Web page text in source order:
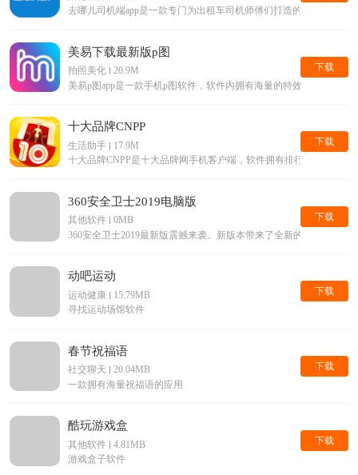
去哪儿司机端app是一款专门为出租车司机师傅们打造的手机平台
美易下载最新版p图
拍照美化
20.9M
美易p图app是一款手机p图软件，软件内拥有海量的特效滤镜等美
下载
十大品牌CNPP
生活助手
17.9M
十大品牌CNPP是十大品牌网手机客户端，软件拥有排行榜查询，
下载
360安全卫士2019电脑版
其他软件
0MB
360安全卫士2019最新版震撼来袭。新版本带来了全新的界面，和
下载
动吧运动
运动健康
15.79MB
寻找运动场馆软件
下载
春节祝福语
社交聊天
20.04MB
一款拥有海量祝福语的应用
下载
酷玩游戏盒
其他软件
4.81MB
游戏盒子软件
下载